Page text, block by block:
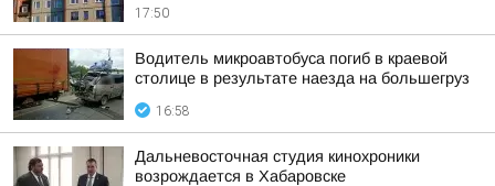
17:50
Водитель микроавтобуса погиб в краевой
столице в результате наезда на большегруз
16:58
Дальневосточная студия кинохроники
возрождается в Хабаровске